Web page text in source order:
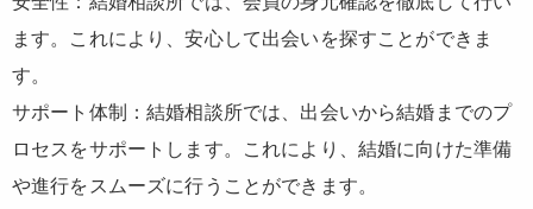
ます。これにより、安心して出会いを探すことができま
す。
サポート体制：結婚相談所では、出会いから結婚までのプ
ロセスをサポートします。これにより、結婚に向けた準備
や進行をスムーズに行うことができます。